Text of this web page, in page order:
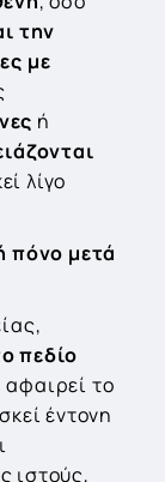
την
με
ή
λίγο
πόνο μετά
πεδίο
αφαιρεί το
έντονη
ιστούς,